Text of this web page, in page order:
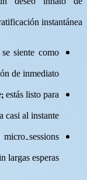
instantánea.
siente como
de inmediato.
estás listo para
al instante.
largas esperas.